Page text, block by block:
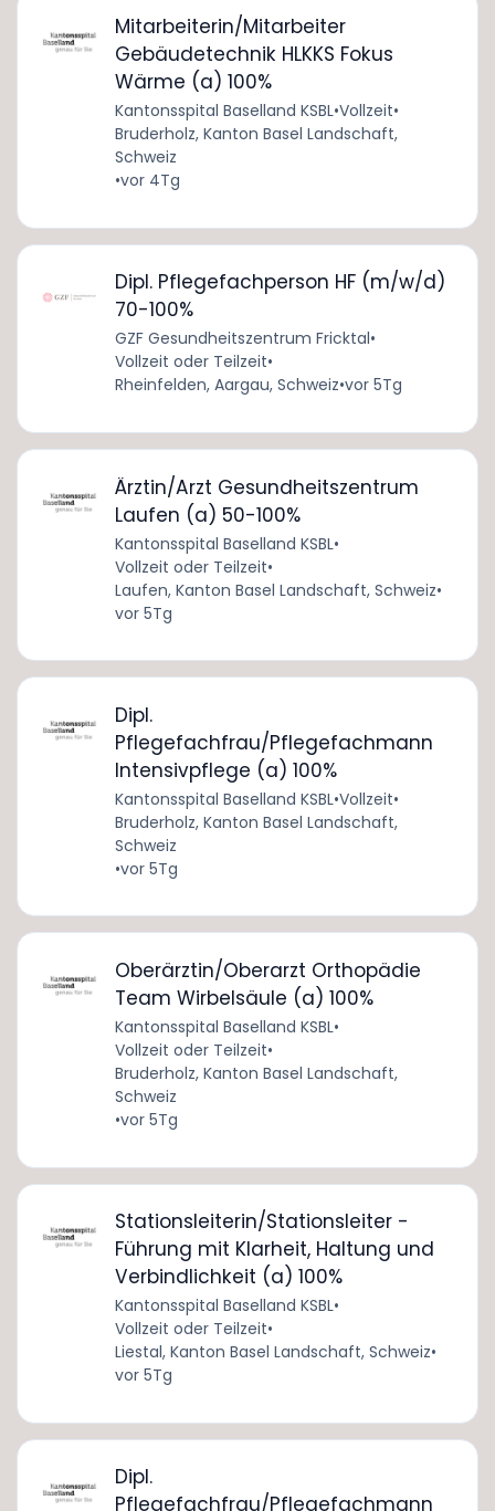
Mitarbeiterin/Mitarbeiter
Gebäudetechnik HLKKS Fokus
Wärme (a) 100%
Kantonsspital Baselland KSBL•Vollzeit•
Bruderholz, Kanton Basel Landschaft,
Schweiz
•vor 4Tg
Dipl. Pflegefachperson HF (m/w/d)
70-100%
GZF Gesundheitszentrum Fricktal•
Vollzeit oder Teilzeit•
Rheinfelden, Aargau, Schweiz•vor 5Tg
Ärztin/Arzt Gesundheitszentrum
Laufen (a) 50-100%
Kantonsspital Baselland KSBL•
Vollzeit oder Teilzeit•
Laufen, Kanton Basel Landschaft, Schweiz•
vor 5Tg
Dipl.
Pflegefachfrau/Pflegefachmann
Intensivpflege (a) 100%
Kantonsspital Baselland KSBL•Vollzeit•
Bruderholz, Kanton Basel Landschaft,
Schweiz
•vor 5Tg
Oberärztin/Oberarzt Orthopädie
Team Wirbelsäule (a) 100%
Kantonsspital Baselland KSBL•
Vollzeit oder Teilzeit•
Bruderholz, Kanton Basel Landschaft,
Schweiz
•vor 5Tg
Stationsleiterin/Stationsleiter -
Führung mit Klarheit, Haltung und
Verbindlichkeit (a) 100%
Kantonsspital Baselland KSBL•
Vollzeit oder Teilzeit•
Liestal, Kanton Basel Landschaft, Schweiz•
vor 5Tg
Dipl.
Pflegefachfrau/Pflegefachmann